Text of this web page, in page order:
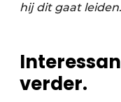
hij dit gaat leiden.
verder.